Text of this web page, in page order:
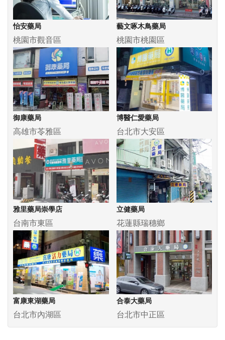
怡安藥局
桃園市觀音區
藝文啄木鳥藥局
桃園市桃園區
御康藥局
高雄市苓雅區
博醫仁愛藥局
台北市大安區
雅里藥局崇學店
台南市東區
立健藥局
花蓮縣瑞穗鄉
富康東湖藥局
台北市內湖區
合泰大藥局
台北市中正區